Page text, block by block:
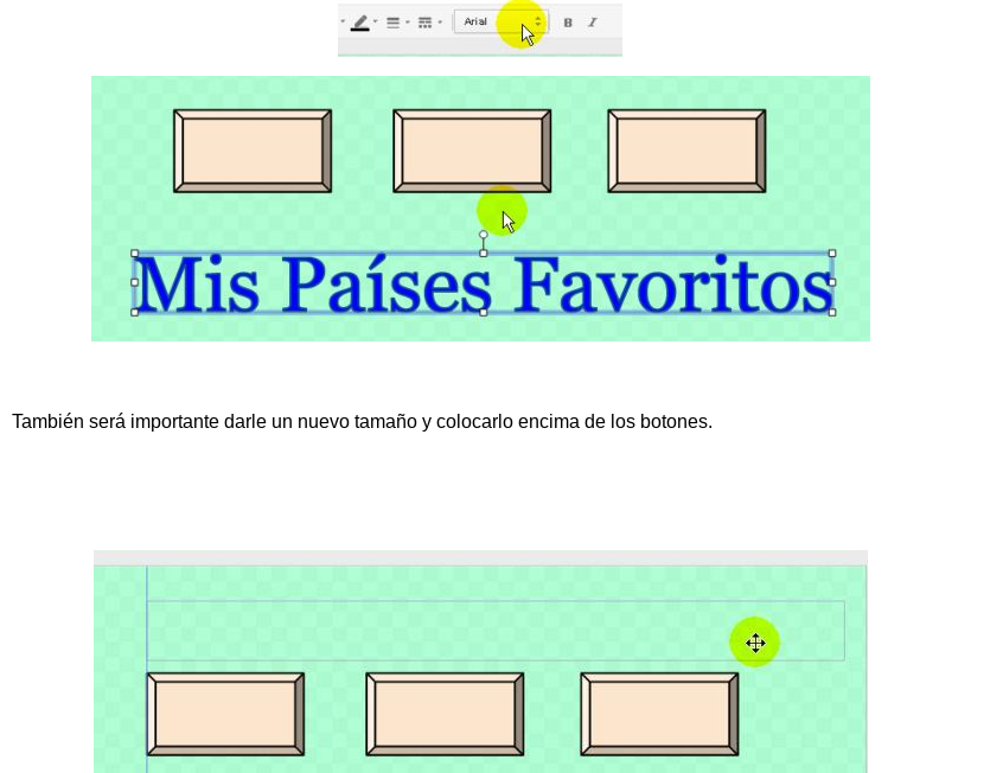
También será importante darle un nuevo tamaño y colocarlo encima de los botones.